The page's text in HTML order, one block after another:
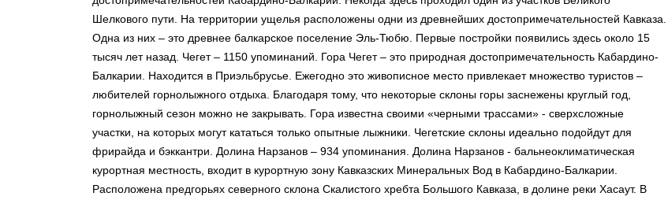
Шелкового пути. На территории ущелья расположены одни из древнейших достопримечательностей Кавказа.
Одна из них – это древнее балкарское поселение Эль-Тюбю. Первые постройки появились здесь около 15
тысяч лет назад. Чегет – 1150 упоминаний. Гора Чегет – это природная достопримечательность Кабардино-
Балкарии. Находится в Приэльбрусье. Ежегодно это живописное место привлекает множество туристов –
любителей горнолыжного отдыха. Благодаря тому, что некоторые склоны горы заснежены круглый год,
горнолыжный сезон можно не закрывать. Гора известна своими «черными трассами» - сверхсложные
участки, на которых могут кататься только опытные лыжники. Чегетские склоны идеально подойдут для
фрирайда и бэккантри. Долина Нарзанов – 934 упоминания. Долина Нарзанов - бальнеоклиматическая
курортная местность, входит в курортную зону Кавказских Минеральных Вод в Кабардино-Балкарии.
Расположена предгорьях северного склона Скалистого хребта Большого Кавказа, в долине реки Хасаут. В